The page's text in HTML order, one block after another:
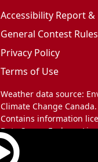
Accessibility Report &
General Contest
Privacy Policy
Terms of Use
Weather data source:
Climate Change Canada.
Contains information
Data Server End-use
and Climate Change